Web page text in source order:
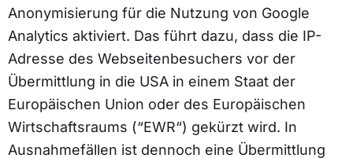
Anonymisierung für die Nutzung von Google
Analytics aktiviert. Das führt dazu, dass die IP-
Adresse des Webseitenbesuchers vor der
Übermittlung in die USA in einem Staat der
Europäischen Union oder des Europäischen
Wirtschaftsraums (“EWR“) gekürzt wird. In
Ausnahmefällen ist dennoch eine Übermittlung